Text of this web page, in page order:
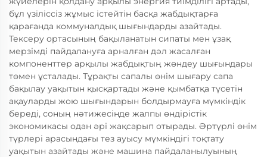
бұл үзіліссіз жұмыс істейтін басқа жабдықтарға
қарағанда коммуналдық шығындарды азайтады.
Тексеру ортасының бақыланатын сипаты мен ұзақ
мерзімді пайдалануға арналған дәл жасалған
компоненттер арқылы жабдықтың жөндеу шығындары
төмен ұсталады. Тұрақты сапалы өнім шығару сапа
бақылау уақытын қысқартады және қымбатқа түсетін
ақауларды жою шығындарын болдырмауға мүмкіндік
береді, соның нәтижесінде жалпы өндірістік
экономикасы одан әрі жақсарып отырады. Әртүрлі өнім
түрлері арасындағы тез ауысу мүмкіндігі тоқтату
уақытын азайтады және машина пайдаланылуының